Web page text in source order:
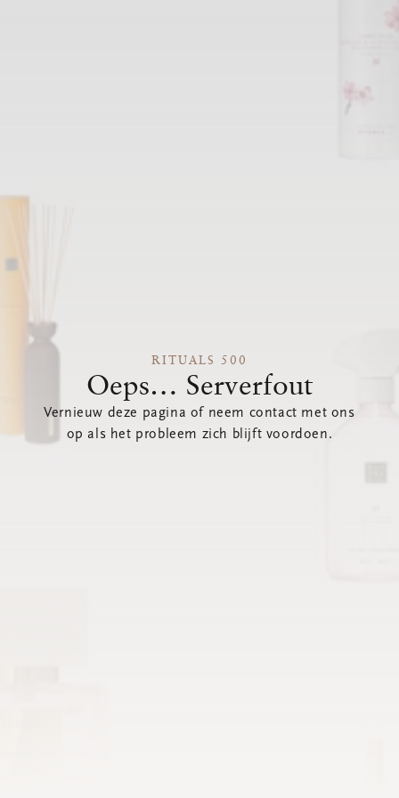
RITUALS 500
Oeps… Serverfout
Vernieuw deze pagina of neem contact met ons
op als het probleem zich blijft voordoen.